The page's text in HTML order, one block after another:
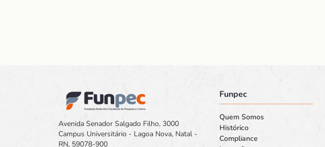
Avenida Senador Salgado Filho, 3000
Campus Universitário - Lagoa Nova, Natal -
RN, 59078-900
Funpec
Quem Somos
Histórico
Compliance